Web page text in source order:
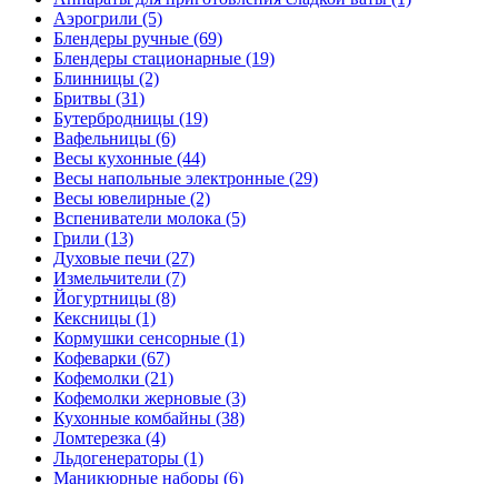
Аэрогрили (5)
Блендеры ручные (69)
Блендеры стационарные (19)
Блинницы (2)
Бритвы (31)
Бутербродницы (19)
Вафельницы (6)
Весы кухонные (44)
Весы напольные электронные (29)
Весы ювелирные (2)
Вспениватели молока (5)
Грили (13)
Духовые печи (27)
Измельчители (7)
Йогуртницы (8)
Кексницы (1)
Кормушки сенсорные (1)
Кофеварки (67)
Кофемолки (21)
Кофемолки жерновые (3)
Кухонные комбайны (38)
Ломтерезка (4)
Льдогенераторы (1)
Маникюрные наборы (6)